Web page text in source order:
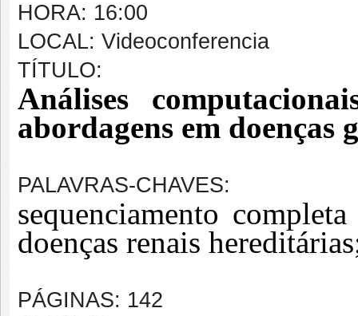
HORA: 16:00
LOCAL: Videoconferencia
TÍTULO:
Análises
abordagens em doenças
PALAVRAS-CHAVES:
sequenciamento
doenças renais
PÁGINAS: 142